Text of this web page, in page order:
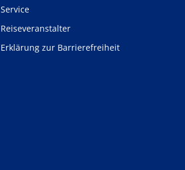
Service
Reiseveranstalter
Erklärung zur Barrierefreiheit